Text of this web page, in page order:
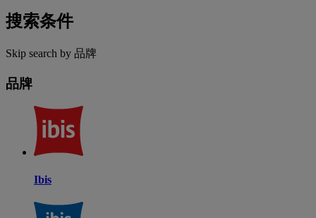
搜索条件
Skip search by 品牌
品牌
Ibis